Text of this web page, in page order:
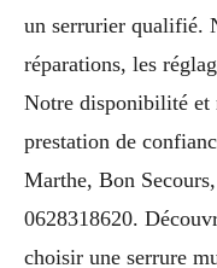
un serrurier qualifié.
réparations, les
Notre disponibilité et
prestation de
Marthe, Bon
0628318620.
choisir une serrure